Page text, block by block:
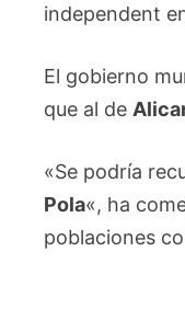
independent
El gobierno
que al de
«Se podría
Pola«, ha
poblaciones